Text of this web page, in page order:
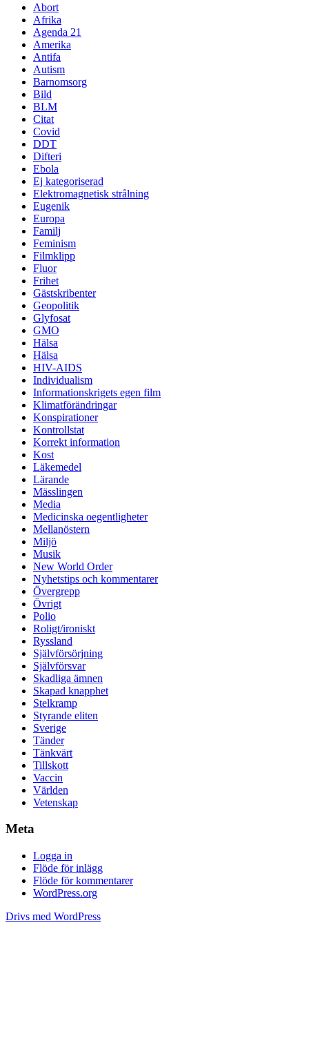
Abort
Afrika
Agenda 21
Amerika
Antifa
Autism
Barnomsorg
Bild
BLM
Citat
Covid
DDT
Difteri
Ebola
Ej kategoriserad
Elektromagnetisk strålning
Eugenik
Europa
Familj
Feminism
Filmklipp
Fluor
Frihet
Gästskribenter
Geopolitik
Glyfosat
GMO
Hälsa
Hälsa
HIV-AIDS
Individualism
Informationskrigets egen film
Klimatförändringar
Konspirationer
Kontrollstat
Korrekt information
Kost
Läkemedel
Lärande
Mässlingen
Media
Medicinska oegentligheter
Mellanöstern
Miljö
Musik
New World Order
Nyhetstips och kommentarer
Övergrepp
Övrigt
Polio
Roligt/ironiskt
Ryssland
Självförsörjning
Självförsvar
Skadliga ämnen
Skapad knapphet
Stelkramp
Styrande eliten
Sverige
Tänder
Tänkvärt
Tillskott
Vaccin
Världen
Vetenskap
Meta
Logga in
Flöde för inlägg
Flöde för kommentarer
WordPress.org
Drivs med WordPress